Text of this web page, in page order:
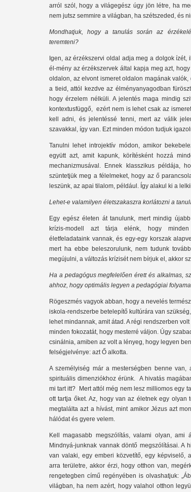
arról szól, hogy a világegész úgy jön létre, ha
nem jutsz semmire a világban, ha szétszeded, és
Mondhatjuk, hogy a tanulás során az
teremteni?
Igen, az érzékszervi oldal adja meg a dolgok ízét,
él-mény az érzékszervek által kapja meg azt,
oldalon, az elvont ismeret oldalon magának
a tieid, attól kezdve az élményanyagodban
hogy érzelem nélküli. A jelentés maga mindig
kontextusfüggő, ezért nem is lehet csak az
kell adni, és jelentéssé tenni, mert az válik
szavakkal, így van. Ezt minden módon tudjuk
Tanulni lehet introjektív módon, amikor
együtt azt, amit kapunk, körítésként hozzá
mechanizmusával. Ennek klasszikus példája,
szüntetjük meg a félelmeket, hogy az ő
leszünk, az apai tilalom, például. Így alakul ki a
Lehet-e valamilyen életszakaszra korlátozni a
Egy egész életen át tanulunk, mert mindig
krízis-modell azt tárja elénk, hogy minden
életfeladataink vannak, és egy-egy korszak
mert ha ebbe beleszorulunk, nem tudunk
megújulni, a változás krízisét nem bírjuk el, akkor
Ha a pedagógus megfelelően érett és alkalmas,
ahhoz, hogy optimális legyen a pedagógiai
Rögeszmés vagyok abban, hogy a nevelés
iskola-rendszerbe betelepítő kultúrára van
lehet mindannak, amit átad. A régi rendszerben
minden fokozatát, hogy mesterré váljon. Úgy
csinálnia, amiben az volt a lényeg, hogy legyen
felségjelvénye: azt Ő alkotta.
A személyiség már a mesterségben benne
spirituális dimenziókhoz érünk. A hivatás
mi tart itt? Mert attól még nem lesz milliomos egy
ott tartja őket. Az, hogy van az életnek egy olyan
megtalálta azt a hívást, mint amikor Jézus azt
hálódat és gyere velem.
Kell magasabb megszólítás, valami olyan, ami
Mindnyá-junknak vannak döntő megszólításai. A
van valaki, egy emberi közvetítő, egy képviselő,
arra területre, akkor érzi, hogy otthon van,
rengetegben című regényében is olvashatjuk:
világban, ha nem azért, hogy valahol otthon